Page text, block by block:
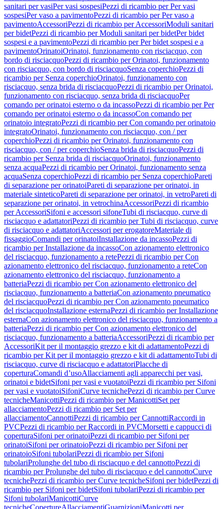
sanitari per vasiPer vasi sospesiPezzi di ricambio per Per vasi
sospesiPer vaso a pavimentoPezzi di ricambio per Per vaso a
pavimentoAccessoriPezzi di ricambio per AccessoriModuli sanitari
per bidetPezzi di ricambio per Moduli sanitari per bidetPer bidet
sospesi e a pavimentoPezzi di ricambio per Per bidet sospesi e a
pavimentoOrinatoiOrinatoi, funzionamento con risciacquo, con
bordo di risciacquoPezzi di ricambio per Orinatoi, funzionamento
con risciacquo, con bordo di risciacquoSenza coperchioPezzi di
ricambio per Senza coperchioOrinatoi, funzionamento con
risciacquo, senza brida di risciacquoPezzi di ricambio per Orinatoi,
funzionamento con risciacquo, senza brida di risciacquoPer
comando per orinatoi esterno o da incassoPezzi di ricambio per Per
comando per orinatoi esterno o da incassoCon comando per
orinatoio integratoPezzi di ricambio per Con comando per orinatoio
integratoOrinatoi, funzionamento con risciacquo, con / per
coperchioPezzi di ricambio per Orinatoi, funzionamento con
risciacquo, con / per coperchioSenza brida di risciacquoPezzi di
ricambio per Senza brida di risciacquoOrinatoi, funzionamento
senza acquaPezzi di ricambio per Orinatoi, funzionamento senza
acquaSenza coperchioPezzi di ricambio per Senza coperchioPareti
di separazione per orinatoiPareti di separazione per orinatoi, in
materiale sinteticoPareti di separazione per orinatoi, in vetroPareti di
separazione per orinatoi, in vetrochinaAccessoriPezzi di ricambio
per AccessoriSifoni e accessori sifoneTubi di risciacquo, curve di
risciacquo e adattatoriPezzi di ricambio per Tubi di risciacquo, curve
di risciacquo e adattatoriAccessori per erogatoreMateriale di
fissaggioComandi per orinatoiInstallazione da incassoPezzi di
ricambio per Installazione da incassoCon azionamento elettronico
del risciacquo, funzionamento a retePezzi di ricambio per Con
azionamento elettronico del risciacquo, funzionamento a reteCon
azionamento elettronico del risciacquo, funzionamento a
batteriaPezzi di ricambio per Con azionamento elettronico del
risciacquo, funzionamento a batteriaCon azionamento pneumatico
del risciacquoPezzi di ricambio per Con azionamento pneumatico
del risciacquoInstallazione esternaPezzi di ricambio per Installazione
esternaCon azionamento elettronico del risciacquo, funzionamento a
batteriaPezzi di ricambio per Con azionamento elettronico del
risciacquo, funzionamento a batteriaAccessoriPezzi di ricambio per
AccessoriKit per il montaggio grezzo e kit di adattamentoPezzi di
ricambio per Kit per il montaggio grezzo e kit di adattamentoTubi di
risciacquo, curve di risciacquo e adattatoriPlacche di
coperturaComandi d’usoAllacciamenti agli apparecchi per vasi,
orinatoi e bidetSifoni per vasi e vuotatoiPezzi di ricambio per Sifoni
per vasi e vuotatoiSifoniCurve tecnichePezzi di ricambio per Curve
tecnicheManicottiPezzi di ricambio per ManicottiSet per
allacciamentoPezzi di ricambio per Set per
allacciamentoCannottiPezzi di ricambio per CannottiRaccordi in
PVCPezzi di ricambio per Raccordi in PVCMorsetti e cappucci di
coperturaSifoni per orinatoiPezzi di ricambio per Sifoni per
orinatoiSifoni per orinatoioPezzi di ricambio per Sifoni per
orinatoioSifoni tubolariPezzi di ricambio per Sifoni
tubolariProlunghe del tubo di risciacquo e del cannottoPezzi di
ricambio per Prolunghe del tubo di risciacquo e del cannottoCurve
tecnichePezzi di ricambio per Curve tecnicheSifoni per bidetPezzi di
ricambio per Sifoni per bidetSifoni tubolariPezzi di ricambio per
Sifoni tubolariManicottiCurve
tecnicheCopertureAllacciamentiGuarnizioniManicotti per